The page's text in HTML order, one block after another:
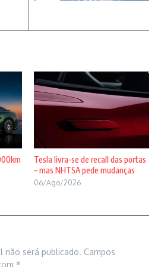
Tesla livra-se de recall das portas
– mas NHTSA pede mudanças
06/Ago/2026
não será publicado. Campos
*